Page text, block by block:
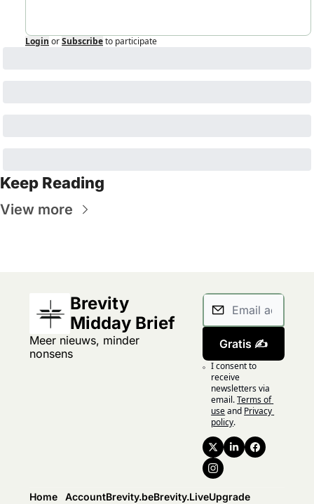
Login orSubscribeto participate
Keep Reading
View more
Brevity
Midday Brief
Meer nieuws, minder
nonsens
Gratis ✍️
I consent to
receive
newsletters via
email.Terms of
useand Privacy
policy.
Home AccountBrevity.beBrevity.LiveUpgrade